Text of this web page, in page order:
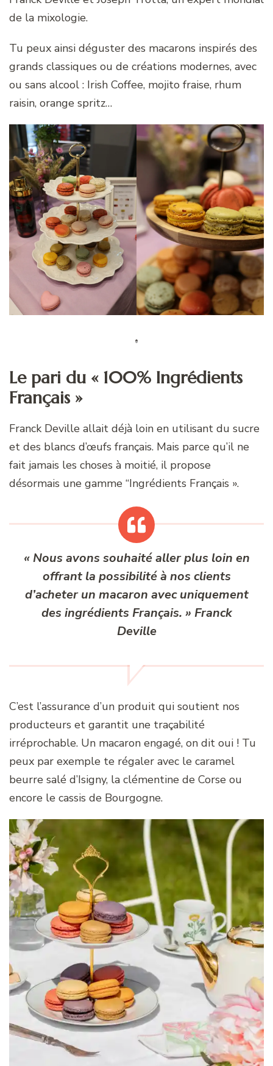
de la mixologie.
Tu peux ainsi déguster des macarons inspirés des
grands classiques ou de créations modernes, avec
ou sans alcool : Irish Coffee, mojito fraise, rhum
raisin, orange spritz…
Le pari du « 100% Ingrédients
Français »
Franck Deville allait déjà loin en utilisant du sucre
et des blancs d’œufs français. Mais parce qu’il ne
fait jamais les choses à moitié, il propose
désormais une gamme “Ingrédients Français ».
« Nous avons souhaité aller plus loin en
offrant la possibilité à nos clients
d’acheter un macaron avec uniquement
des ingrédients Français. » Franck
Deville
C’est l’assurance d’un produit qui soutient nos
producteurs et garantit une traçabilité
irréprochable. Un macaron engagé, on dit oui ! Tu
peux par exemple te régaler avec le caramel
beurre salé d’Isigny, la clémentine de Corse ou
encore le cassis de Bourgogne.